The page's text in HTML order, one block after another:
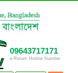
09643717171
e-Return Hotline Number